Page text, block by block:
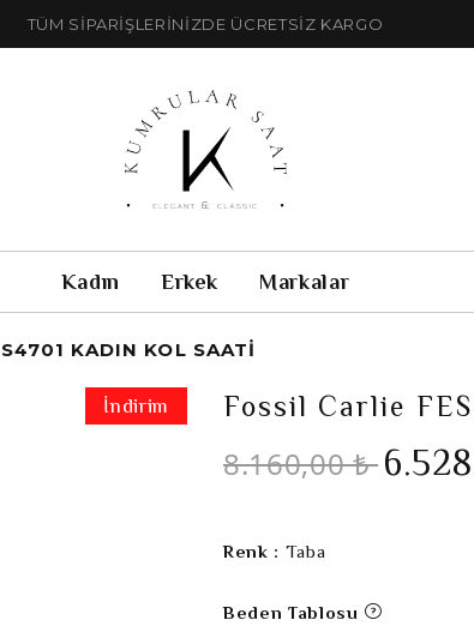
TÜM SİPARİŞLERİNİZDE ÜCRETSİZ KARGO
Kadın Erkek Markalar
KADIN KOL SAATI
İndirim Fossil Carlie
8.160,00 ₺
Renk : Taba
Beden Tablosu